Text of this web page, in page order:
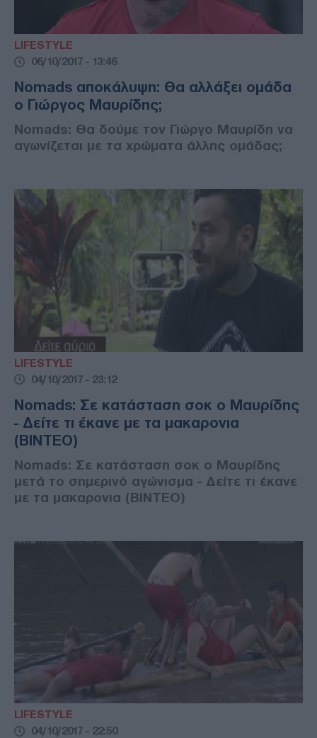
LIFESTYLE
06/10/2017 - 13:46
Nomads αποκάλυψη: Θα αλλάξει ομάδα
ο Γιώργος Μαυρίδης;
Nomads: Θα δούμε τον Γιώργο Μαυρίδη να
αγωνίζεται με τα χρώματα άλλης ομάδας;
LIFESTYLE
04/10/2017 - 23:12
Nomads: Σε κατάσταση σοκ ο Μαυρίδης
- Δείτε τι έκανε με τα μακαρονια
(ΒΙΝΤΕΟ)
Nomads: Σε κατάσταση σοκ ο Μαυρίδης
μετά το σημερινό αγώνισμα - Δείτε τι έκανε
με τα μακαρονια (ΒΙΝΤΕΟ)
LIFESTYLE
04/10/2017 - 22:50